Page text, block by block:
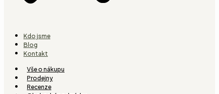
Kdo jsme
Blog
Kontakt
Vše o nákupu
Prodejny
Recenze